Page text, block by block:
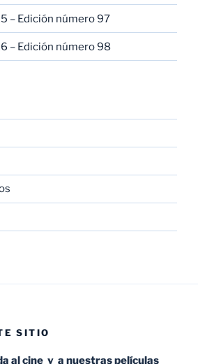
– Edición número 97
– Edición número 98
SITIO
al cine y a nuestras películas